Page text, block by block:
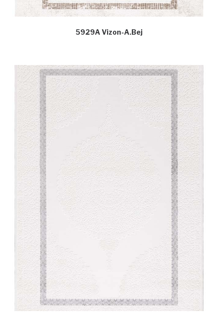
5929A Vizon-A.Bej